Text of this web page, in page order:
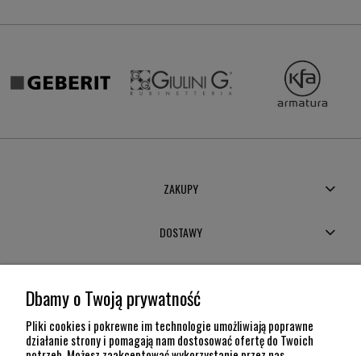
ZAKUPY
DOSTAWY
POMOC
Dbamy o Twoją prywatność
Pliki cookies i pokrewne im technologie umożliwiają poprawne
działanie strony i pomagają nam dostosować ofertę do Twoich